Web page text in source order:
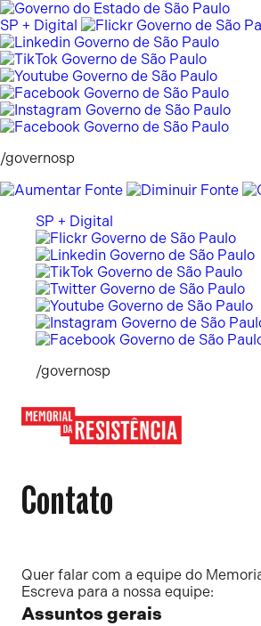
Pular
para
o
conteúdo
SP + Digital
/governosp
SP + Digital
/governosp
Resistência
Contato
Quer falar com a equipe do
Escreva para a nossa equipe:
Assuntos gerais